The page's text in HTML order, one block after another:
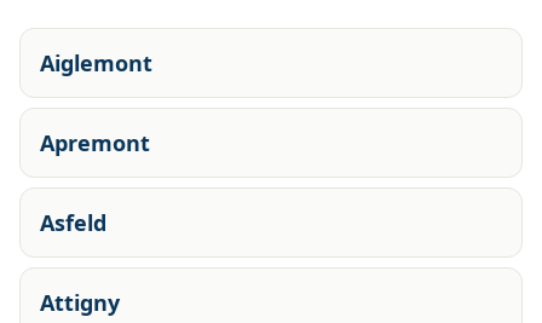
Aiglemont
Apremont
Asfeld
Attigny